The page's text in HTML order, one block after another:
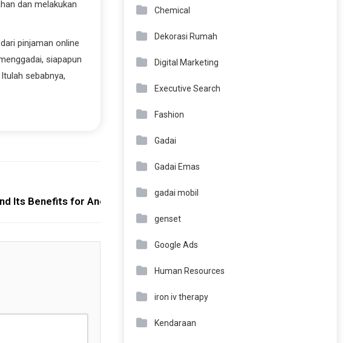
dan melakukan
pinjaman online
siapapun
sebabnya,
Its Benefits for Anemia Sufferers
Chemical
Dekorasi Rumah
Digital Marketing
Executive Search
Fashion
Gadai
Gadai Emas
gadai mobil
genset
Google Ads
Human Resources
iron iv therapy
Kendaraan